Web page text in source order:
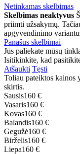
Netinkamas skelbimas
Skelbimas neaktyvus
priimti užsakymų.
apgyvendinimo
Panašūs skelbimai
Jūs paliekate mūsų
Isitikinkite, kad
Atšaukti Tęsti
Toliau pateiktos kainos
skirtis.
Sausis160 €
Vasaris160 €
Kovas160 €
Balandis160 €
Gegužė160 €
Birželis160 €
Liepa160 €